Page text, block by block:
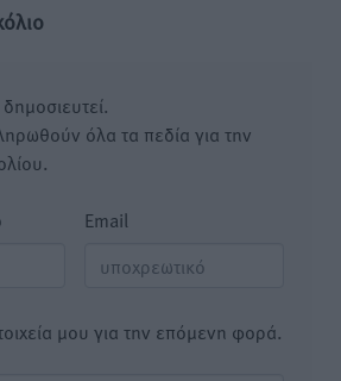
όλα τα πεδία για την
Email
μου για την επόμενη φορά.